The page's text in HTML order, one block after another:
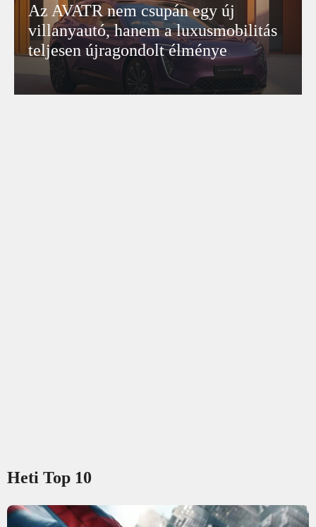
Az AVATR nem csupán egy új
villanyautó, hanem a luxusmobilitás
teljesen újragondolt élménye
Heti Top 10